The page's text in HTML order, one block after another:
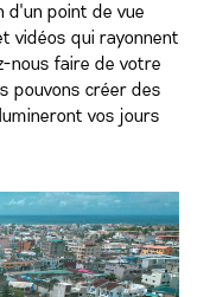
d'un point de vue
vidéos qui rayonnent
nous faire de votre
pouvons créer des
vos jours